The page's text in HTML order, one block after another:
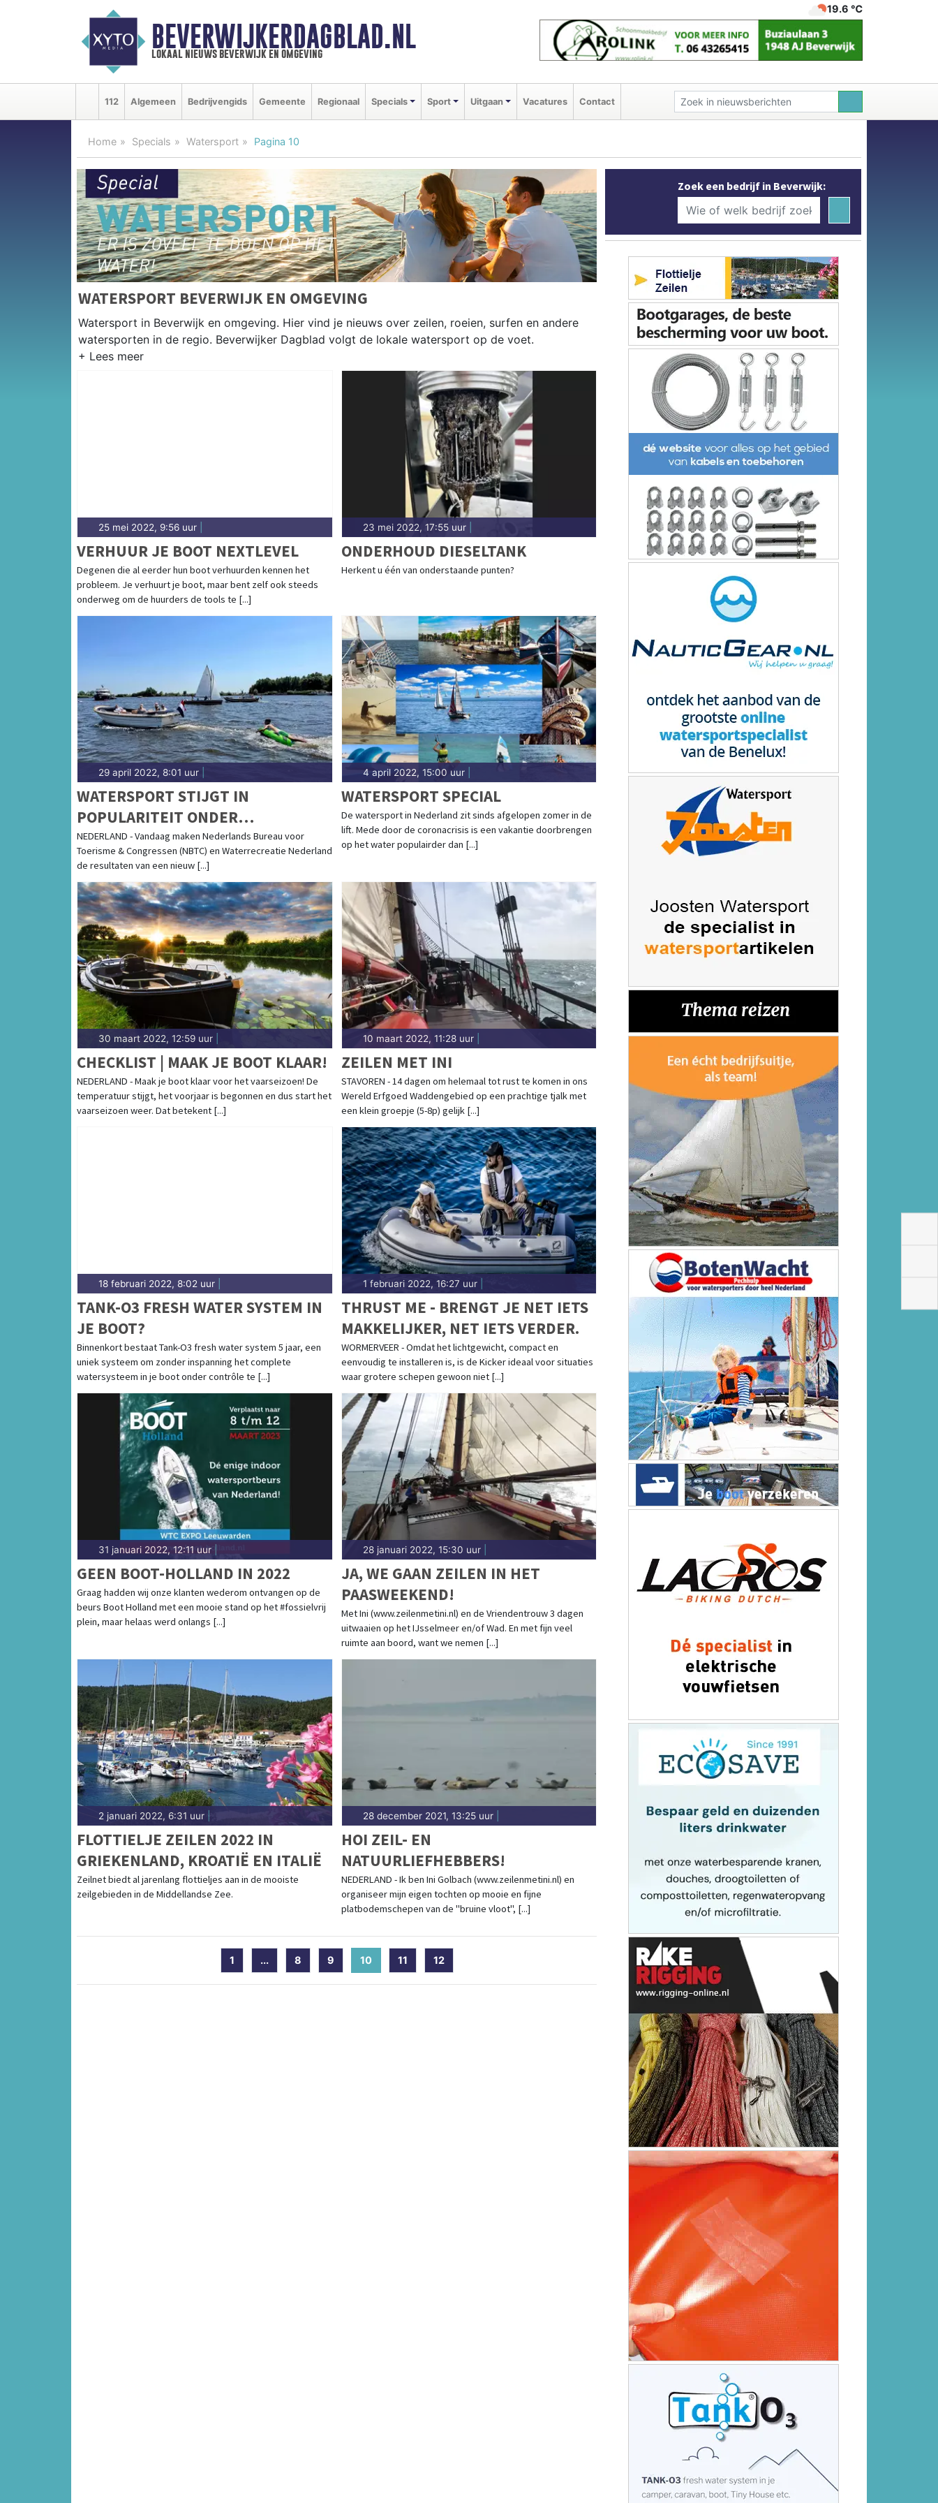
BEVERWIJKERDAGBLAD.NL
lokaal nieuws beverwijk en omgeving
19.6 ℃
112 Algemeen Bedrijvengids Gemeente Regionaal Specials Sport Uitgaan Vacatures Contact
Home Specials Watersport Pagina 10
WATERSPORT BEVERWIJK EN OMGEVING
Watersport in Beverwijk en omgeving. Hier vind je nieuws over zeilen, roeien, surfen en andere
watersporten in de regio. Beverwijker Dagblad volgt de lokale watersport op de voet.
25 mei 2022, 9:56 uur
VERHUUR JE BOOT NEXTLEVEL
Degenen die al eerder hun boot verhuurden kennen het
probleem. Je verhuurt je boot, maar bent zelf ook steeds
onderweg om de huurders de tools te [...]
23 mei 2022, 17:55 uur|
ONDERHOUD DIESELTANK
Herkent u één van onderstaande punten?
29 april 2022, 8:01 uur
WATERSPORT STIJGT IN
POPULARITEIT ONDER
NEDERLANDERS
NEDERLAND - Vandaag maken Nederlands Bureau voor
Toerisme & Congressen (NBTC) en Waterrecreatie Nederland
de resultaten van een nieuw [...]
4 april 2022, 15:00 uur|
WATERSPORT SPECIAL
De watersport in Nederland zit sinds afgelopen zomer in de
lift. Mede door de coronacrisis is een vakantie doorbrengen
op het water populairder dan [...]
30 maart 2022, 12:59 uur
CHECKLIST | MAAK JE BOOT KLAAR!
NEDERLAND - Maak je boot klaar voor het vaarseizoen! De
temperatuur stijgt, het voorjaar is begonnen en dus start het
vaarseizoen weer. Dat betekent [...]
10 maart 2022, 11:28 uur|
ZEILEN MET INI
STAVOREN - 14 dagen om helemaal tot rust te komen in ons
Wereld Erfgoed Waddengebied op een prachtige tjalk met
een klein groepje (5-8p) gelijk [...]
18 februari 2022, 8:02 uur
TANK-O3 FRESH WATER SYSTEM IN
JE BOOT?
Binnenkort bestaat Tank-O3 fresh water system 5 jaar, een
uniek systeem om zonder inspanning het complete
watersysteem in je boot onder contrôle te [...]
1 februari 2022, 16:27 uur|
THRUST ME - BRENGT JE NET IETS
MAKKELIJKER, NET IETS VERDER.
WORMERVEER - Omdat het lichtgewicht, compact en
eenvoudig te installeren is, is de Kicker ideaal voor situaties
waar grotere schepen gewoon niet [...]
31 januari 2022, 12:11 uur
GEEN BOOT-HOLLAND IN 2022
Graag hadden wij onze klanten wederom ontvangen op de
beurs Boot Holland met een mooie stand op het #fossielvrij
plein, maar helaas werd onlangs [...]
28 januari 2022, 15:30 uur|
JA, WE GAAN ZEILEN IN HET
PAASWEEKEND!
Met Ini (www.zeilenmetini.nl) en de Vriendentrouw 3 dagen
uitwaaien op het IJsselmeer en/of Wad. En met fijn veel
ruimte aan boord, want we nemen [...]
2 januari 2022, 6:31 uur
FLOTTIELJE ZEILEN 2022 IN
GRIEKENLAND, KROATIË EN ITALIË
Zeilnet biedt al jarenlang flottieljes aan in de mooiste
zeilgebieden in de Middellandse Zee.
28 december 2021, 13:25 uur|
HOI ZEIL- EN
NATUURLIEFHEBBERS!
NEDERLAND - Ik ben Ini Golbach (www.zeilenmetini.nl) en
organiseer mijn eigen tochten op mooie en fijne
platbodemschepen van de "bruine vloot", [...]
1 ... 8 9 10 (current)
11 12
Zoek een bedrijf in Beverwijk: